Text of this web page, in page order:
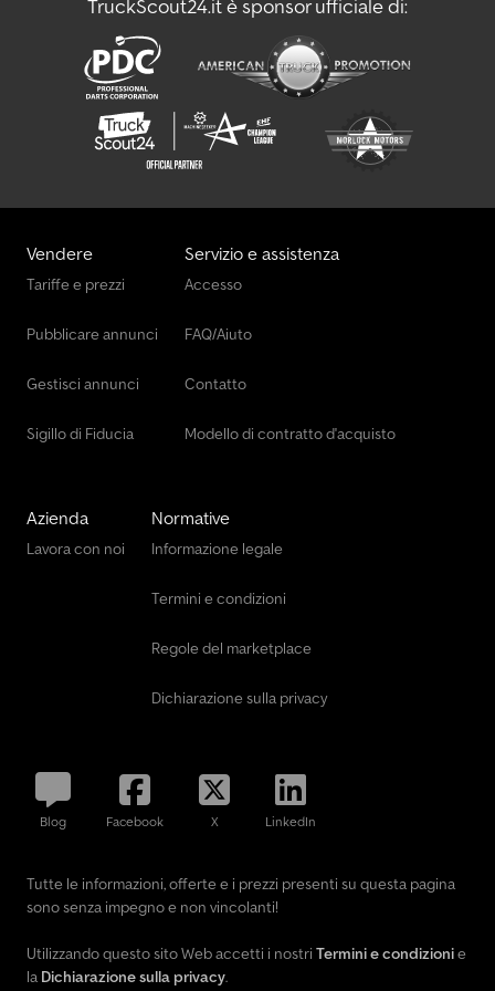
TruckScout24.it è sponsor ufficiale di:
Vendere
Tariffe e prezzi
Pubblicare annunci
Gestisci annunci
Sigillo di Fiducia
Servizio e assistenza
Accesso
FAQ/Aiuto
Contatto
Modello di contratto d'acquisto
Azienda
Lavora con noi
Normative
Informazione legale
Termini e condizioni
Regole del marketplace
Dichiarazione sulla privacy
Blog Facebook X LinkedIn
Tutte le informazioni, offerte e i prezzi presenti su questa pagina
sono senza impegno e non vincolanti!
Utilizzando questo sito Web accetti i nostri Termini e condizionie
la Dichiarazione sulla privacy.